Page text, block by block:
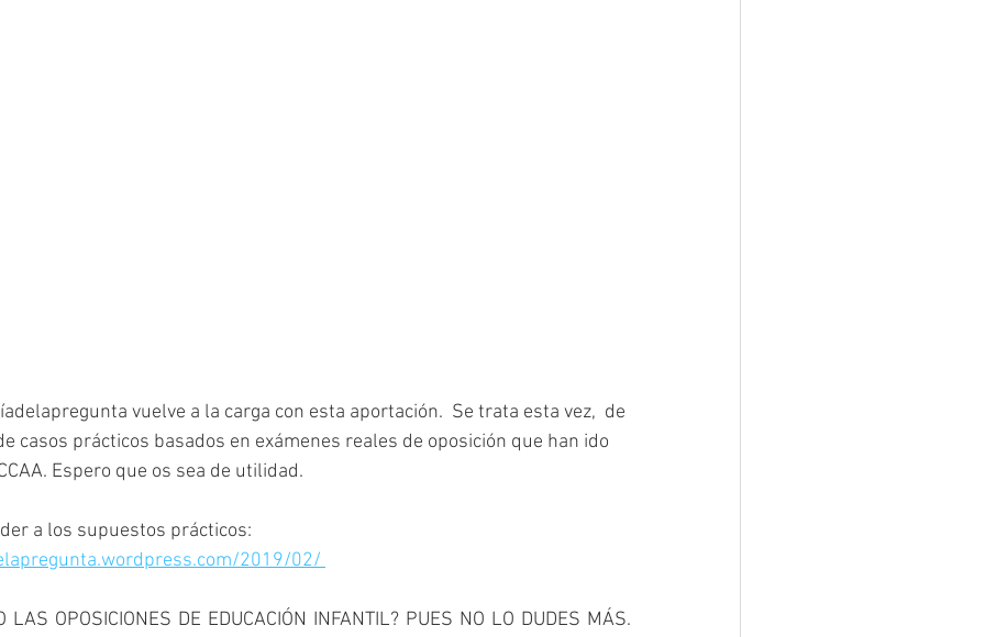
vuelve a la carga con esta aportación.  Se trata esta vez,  de
casos prácticos basados en exámenes reales de oposición que han ido
Espero que os sea de utilidad.
a los supuestos prácticos:
2019/02/
LAS OPOSICIONES DE EDUCACIÓN INFANTIL? PUES NO LO DUDES MÁS.